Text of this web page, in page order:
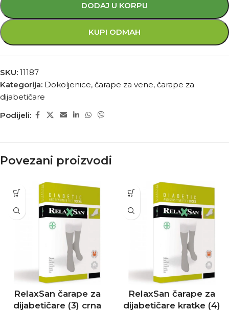
DODAJ U KORPU
KUPI ODMAH
SKU: 11187
Kategorija: Dokoljenice, čarape za vene, čarape za
dijabetičare
Podijeli:
Povezani proizvodi
RelaxSan čarape za
dijabetičare (3) crna
RelaxSan čarape za
dijabetičare kratke (4)